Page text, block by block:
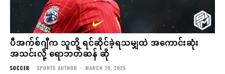
ပီအက်စ်ဂျီက သူတို့ ရင်ဆိုင်ခဲ့ရသမျှထဲ အကောင်းဆုံး
အသင်းလို့ ရောဘတ်ဆန် ဆို
SOCCER SPORTS AUTHOR - MARCH 10, 2025